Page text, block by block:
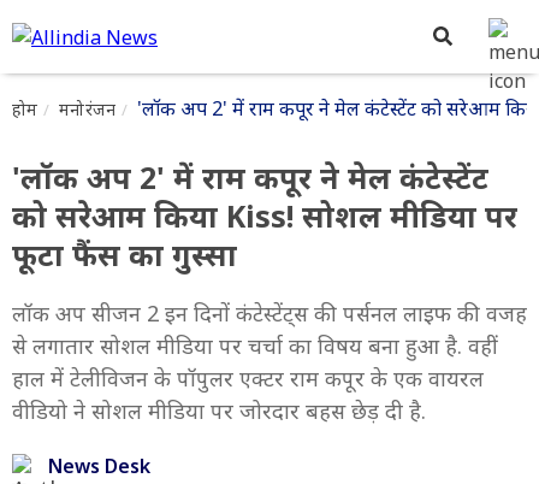
होम मनोरंजन 'लॉक अप 2' में राम कपूर ने मेल कंटेस्टेंट को सरेआम
'लॉक अप 2' में राम कपूर ने मेल कंटेस्टेंट
को सरेआम किया Kiss! सोशल मीडिया पर
फूटा फैंस का गुस्सा
लॉक अप सीजन 2 इन दिनों कंटेस्टेंट्स की पर्सनल लाइफ की वजह
से लगातार सोशल मीडिया पर चर्चा का विषय बना हुआ है. वहीं
हाल में टेलीविजन के पॉपुलर एक्टर राम कपूर के एक वायरल
वीडियो ने सोशल मीडिया पर जोरदार बहस छेड़ दी है.
News Desk